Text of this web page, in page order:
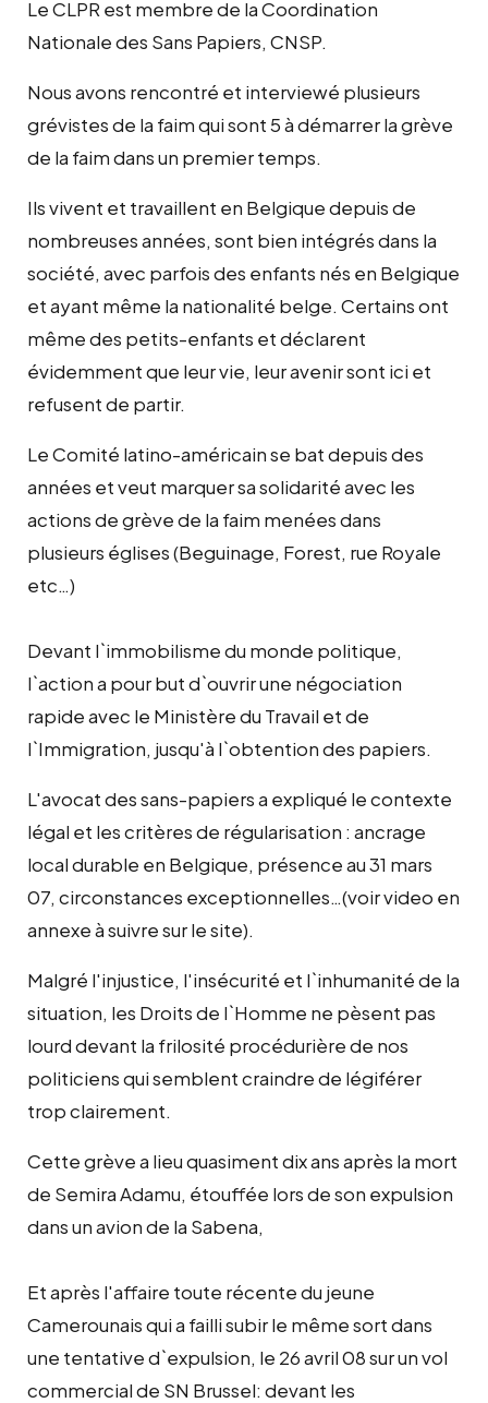
Le CLPR est membre de la Coordination
Nationale des Sans Papiers, CNSP.
Nous avons rencontré et interviewé plusieurs
grévistes de la faim qui sont 5 à démarrer la grève
de la faim dans un premier temps.
Ils vivent et travaillent en Belgique depuis de
nombreuses années, sont bien intégrés dans la
société, avec parfois des enfants nés en Belgique
et ayant même la nationalité belge. Certains ont
même des petits-enfants et déclarent
évidemment que leur vie, leur avenir sont ici et
refusent de partir.
Le Comité latino-américain se bat depuis des
années et veut marquer sa solidarité avec les
actions de grève de la faim menées dans
plusieurs églises (Beguinage, Forest, rue Royale
etc…)
Devant l`immobilisme du monde politique,
l`action a pour but d`ouvrir une négociation
rapide avec le Ministère du Travail et de
l`Immigration, jusqu'à l`obtention des papiers.
L'avocat des sans-papiers a expliqué le contexte
légal et les critères de régularisation : ancrage
local durable en Belgique, présence au 31 mars
07, circonstances exceptionnelles…(voir video en
annexe à suivre sur le site).
Malgré l'injustice, l'insécurité et l`inhumanité de la
situation, les Droits de l`Homme ne pèsent pas
lourd devant la frilosité procédurière de nos
politiciens qui semblent craindre de légiférer
trop clairement.
Cette grève a lieu quasiment dix ans après la mort
de Semira Adamu, étouffée lors de son expulsion
dans un avion de la Sabena,
Et après l'affaire toute récente du jeune
Camerounais qui a failli subir le même sort dans
une tentative d`expulsion, le 26 avril 08 sur un vol
commercial de SN Brussel: devant les